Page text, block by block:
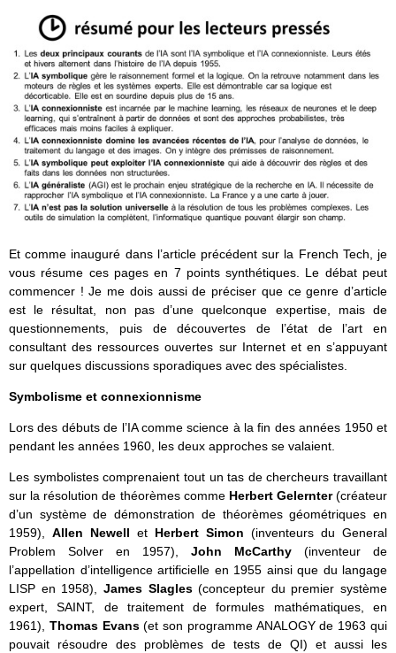
Et comme inauguré dans l’article précédent sur la French Tech, je
vous résume ces pages en 7 points synthétiques. Le débat peut
commencer ! Je me dois aussi de préciser que ce genre d’article
est le résultat, non pas d’une quelconque expertise, mais de
questionnements, puis de découvertes de l’état de l’art en
consultant des ressources ouvertes sur Internet et en s’appuyant
sur quelques discussions sporadiques avec des spécialistes.
Symbolisme et connexionnisme
Lors des débuts de l’IA comme science à la fin des années 1950 et
pendant les années 1960, les deux approches se valaient.
Les symbolistes comprenaient tout un tas de chercheurs travaillant
sur la résolution de théorèmes comme Herbert Gelernter(créateur
d’un système de démonstration de théorèmes géométriques en
1959), Allen Newell et Herbert Simon (inventeurs du General
Problem Solver en 1957), John McCarthy (inventeur de
l’appellation d’intelligence artificielle en 1955 ainsi que du langage
LISP en 1958), James Slagles(concepteur du premier système
expert, SAINT, de traitement de formules mathématiques, en
1961), Thomas Evans(et son programme ANALOGY de 1963 qui
pouvait résoudre des problèmes de tests de QI) et aussi les